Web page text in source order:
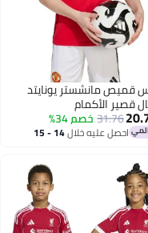
قميص مانشستر يونايتد
قصير الأكمام
31.76خصم 34%
احصل عليه خلال 14 - 15